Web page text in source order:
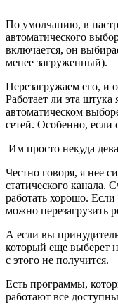
По умолчанию, в
автоматического
включается, он
менее загруженный).
Перезагружаем его, и
Работает ли эта
автоматическом
сетей. Особенно, если
Им просто некуда
Честно говоря, я нее
статического канала.
работать хорошо.
можно перезагрузить
А если вы
который еще выберет
с этого не получится.
Есть программы,
работают все